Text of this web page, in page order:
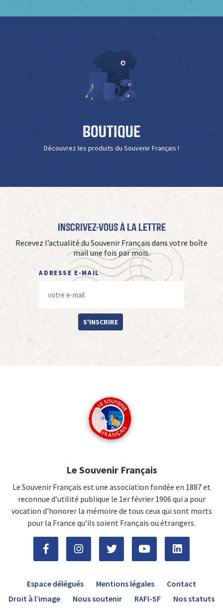
Boutique
Découvrez les produits du Souvenir Français !
Inscrivez-vous à La Lettre
Recevez l’actualité du Souvenir Français dans votre boîte
mail une fois par mois.
ADRESSE E-MAIL
S'INSCRIRE
Le Souvenir Français
Le Souvenir Français est une association fondée en 1887 et
reconnue d’utilité publique le 1er février 1906 qui a pour
vocation d'honorer la mémoire de tous ceux qui sont morts
pour la France qu’ils soient Français ou étrangers.
Espace délégués Mentions légales
Contact
Droit à l’image
Nous soutenir RAFI-SF Nos statuts